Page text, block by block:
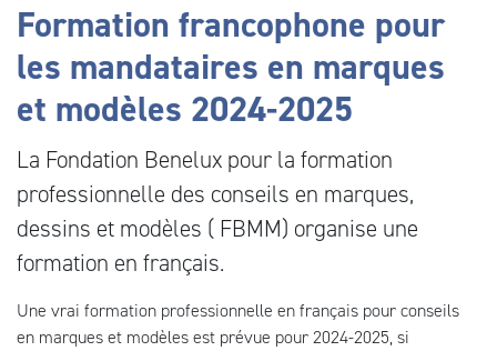
Formation francophone pour
les mandataires en marques
et modèles 2024-2025
La Fondation Benelux pour la formation
professionnelle des conseils en marques,
dessins et modèles ( FBMM) organise une
formation en français.
Une vrai formation professionnelle en français pour conseils
en marques et modèles est prévue pour 2024-2025, si